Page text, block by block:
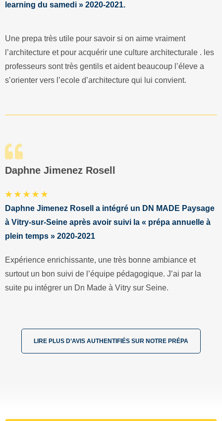
learning du samedi » 2020-2021.
Une prepa très utile pour savoir si on aime vraiment
l’architecture et pour acquérir une culture architecturale . les
professeurs sont très gentils et aident beaucoup l’éleve a
s’orienter vers l’ecole d’architecture qui lui convient.
Daphne Jimenez Rosell
★ ★ ★ ★ ★
Daphne Jimenez Rosell a intégré un DN MADE Paysage
à Vitry-sur-Seine après avoir suivi la « prépa annuelle à
plein temps » 2020-2021
Expérience enrichissante, une très bonne ambiance et
surtout un bon suivi de l’équipe pédagogique. J’ai par la
suite pu intégrer un Dn Made à Vitry sur Seine.
LIRE PLUS D’AVIS AUTHENTIFIÉS SUR NOTRE PRÉPA